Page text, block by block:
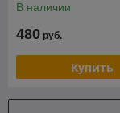
В наличии
480 руб.
Купить